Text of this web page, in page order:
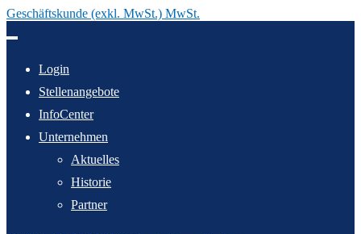
Geschäftskunde (exkl. MwSt.) MwSt.
Inhalt
Login
Stellenangebote
InfoCenter
Unternehmen
Aktuelles
Historie
Partner